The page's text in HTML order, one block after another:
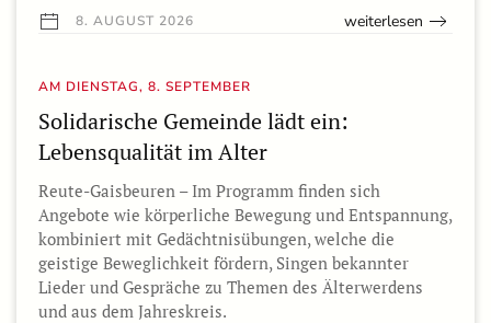
8. AUGUST 2026 weiterlesen
AM DIENSTAG, 8. SEPTEMBER
Solidarische Gemeinde lädt ein:
Lebensqualität im Alter
Reute-Gaisbeuren – Im Programm finden sich
Angebote wie körperliche Bewegung und Entspannung,
kombiniert mit Gedächtnisübungen, welche die
geistige Beweglichkeit fördern, Singen bekannter
Lieder und Gespräche zu Themen des Älterwerdens
und aus dem Jahreskreis.